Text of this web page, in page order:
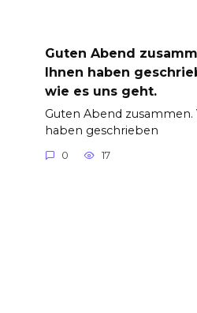
Guten Abend
Ihnen haben
wie es uns geht.
Guten Abend
haben geschrieben
0 17